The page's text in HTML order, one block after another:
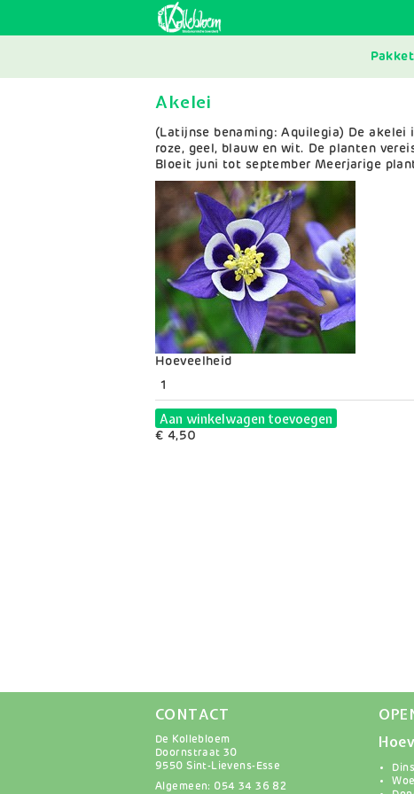
MAIN
Akelei
(Latijnse benaming: Aquilegia) De
roze, geel, blauw en wit. De planten
Bloeit juni tot september Meerjarige
Variaties
Hoeveelheid
Aan winkelwagen toevoegen
€ 4,50
CONTACT
De Kollebloem
Doornstraat 30
9550 Sint-Lievens-Esse
Algemeen: 054 34 36 82